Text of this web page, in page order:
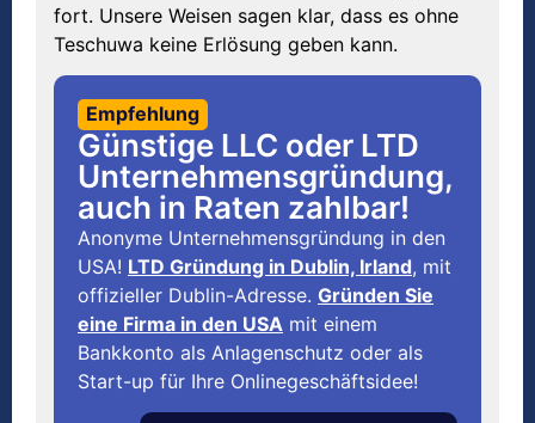
fort. Unsere Weisen sagen klar, dass es ohne
Teschuwa keine Erlösung geben kann.
Empfehlung
Günstige LLC oder LTD
Unternehmensgründung,
auch in Raten zahlbar!
Anonyme Unternehmensgründung in den
USA! LTD Gründung in Dublin, Irland, mit
offizieller Dublin-Adresse. Gründen Sie
eine Firma in den USA mit einem
Bankkonto als Anlagenschutz oder als
Start-up für Ihre Onlinegeschäftsidee!